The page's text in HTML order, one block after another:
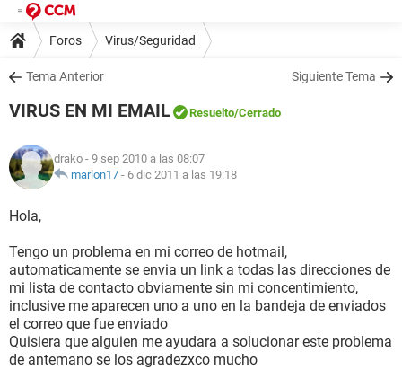
Foros Virus/Seguridad
Tema Anterior Siguiente Tema
VIRUS EN MI EMAIL Resuelto/Cerrado
drako - 9 sep 2010 a las 08:07
marlon17 - 6 dic 2011 a las 19:18
Hola,
Tengo un problema en mi correo de hotmail,
automaticamente se envia un link a todas las direcciones de
mi lista de contacto obviamente sin mi concentimiento,
inclusive me aparecen uno a uno en la bandeja de enviados
el correo que fue enviado
Quisiera que alguien me ayudara a solucionar este problema
de antemano se los agradezxco mucho